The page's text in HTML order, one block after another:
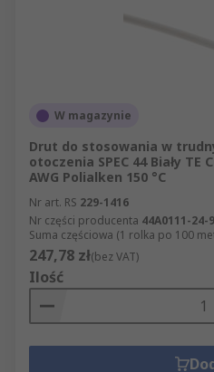
W magazynie
Drut do stosowania w
otoczenia SPEC 44 Biały TE
AWG Polialken 150 °C
Nr art. RS 229-1416
Nr części producenta 44A0111-24-9
Suma częściowa (1 rolka po 100
247,78 zł(bez VAT)
Ilość